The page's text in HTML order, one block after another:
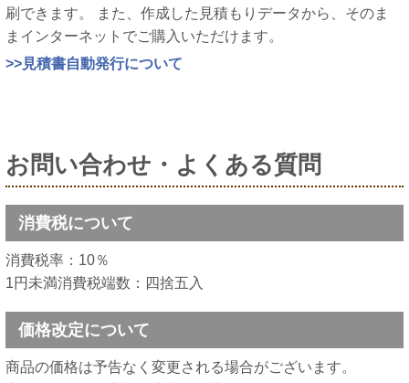
刷できます。 また、作成した見積もりデータから、そのま
まインターネットでご購入いただけます。
>>見積書自動発行について
お問い合わせ・よくある質問
消費税について
消費税率：10％
1円未満消費税端数：四捨五入
価格改定について
商品の価格は予告なく変更される場合がございます。